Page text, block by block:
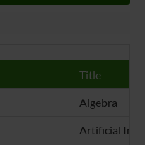
Title
Algebra
Artificial